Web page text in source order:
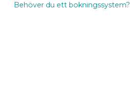
Behöver du ett bokningssystem?